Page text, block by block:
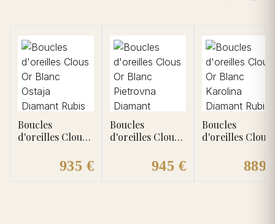
Boucles
d'oreilles Clous
Diamant Rubis
935 €
Boucles
d'oreilles Clous
Pietrovna945 €
Boucles
d'oreilles Clous
Diamant Rubis
889